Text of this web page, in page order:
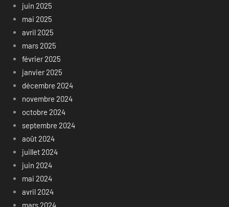
juin 2025
mai 2025
avril 2025
mars 2025
février 2025
janvier 2025
décembre 2024
novembre 2024
octobre 2024
septembre 2024
août 2024
juillet 2024
juin 2024
mai 2024
avril 2024
mars 2024